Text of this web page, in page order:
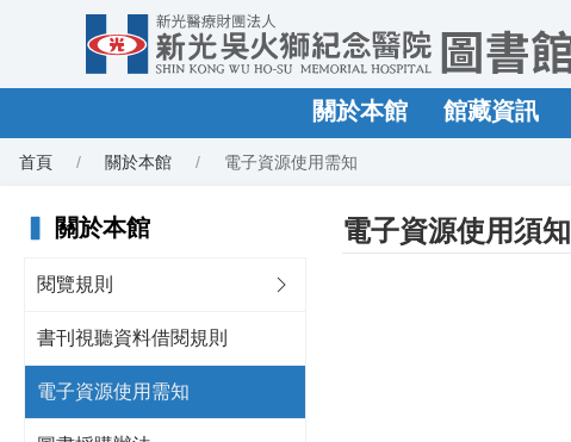
關於本館 館藏資訊
首頁 關於本館 電子資源使用需知
關於本館
閱覽規則
書刊視聽資料借閱規則
電子資源使用需知
電子資源使用須知